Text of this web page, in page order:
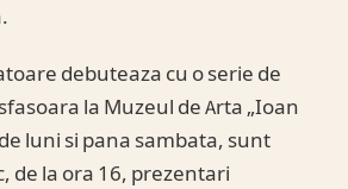
debuteaza cu o serie de
la Muzeul de Arta „Ioan
luni si pana sambata, sunt
de la ora 16, prezentari